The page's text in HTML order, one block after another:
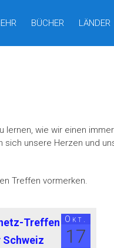
BÜCHER LÄNDER
lernen, wie wir einen
sich unsere Herzen und
Treffen vormerken.
Okt.
17
Treffen
Schweiz